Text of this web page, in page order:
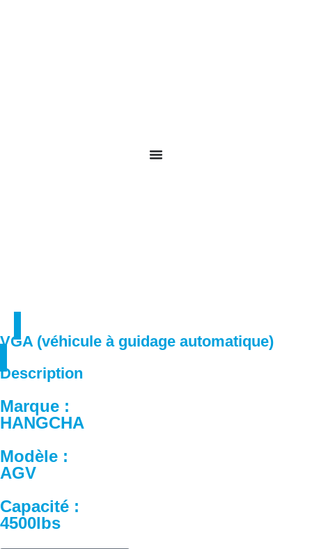
VGA (véhicule à guidage automatique)
Description
Marque :
HANGCHA
Modèle :
AGV
Capacité :
4500lbs